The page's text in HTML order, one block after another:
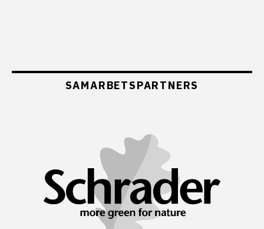
SAMARBETSPARTNERS